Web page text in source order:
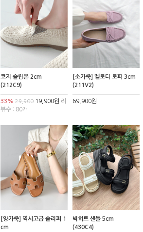
코지 슬립온 2cm
(212C9)
33% 29,90019,900원 리
뷰수 : 80개
[소가죽] 멜로디 로퍼 3cm
(211V2)
69,900원
[양가죽] 역시고급 슬리퍼 1
cm
빅히트 샌들 5cm
(430C4)